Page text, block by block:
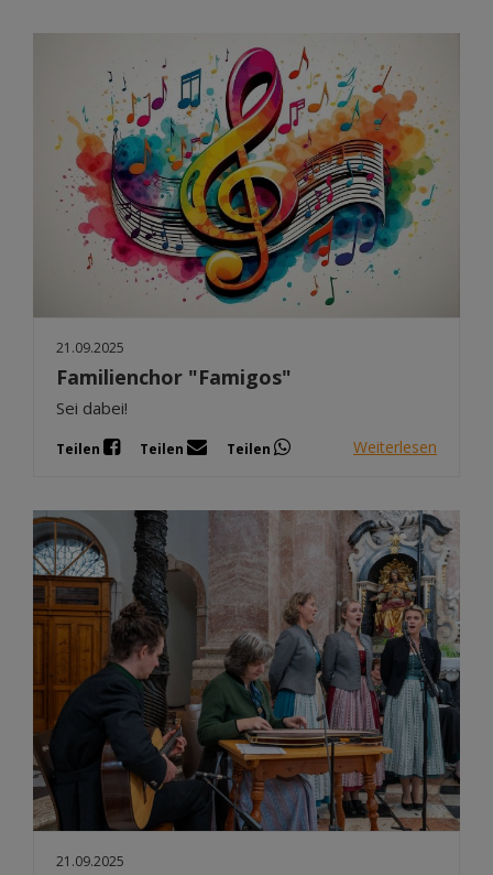
21.09.2025
Familienchor "Famigos"
Sei dabei!
Teilen Teilen Teilen Weiterlesen
21.09.2025